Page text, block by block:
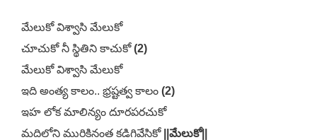
మేలుకో విశ్వాసి మేలుకో
చూచుకో నీ స్థితిని కాచుకో(2)
మేలుకో విశ్వాసి మేలుకో
ఇది అంత్య కాలం.. భ్రష్టత్వ కాలం (2)
ఇహ లోక మాలిన్యం దూరపరచుకో
మదిలోని మురికినంత కడిగివేసికో||మేలుకో||